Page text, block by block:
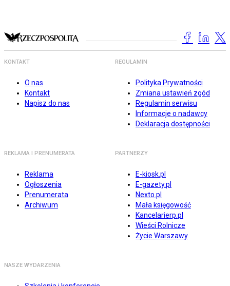
KONTAKT
O nas
Kontakt
Napisz do nas
REGULAMIN
Polityka Prywatności
Zmiana ustawień zgód
Regulamin serwisu
Informacje o nadawcy
Deklaracja dostępności
REKLAMA I PRENUMERATA
Reklama
Ogłoszenia
Prenumerata
Archiwum
PARTNERZY
E-kiosk.pl
E-gazety.pl
Nexto.pl
Mała księgowość
Kancelarierp.pl
Wieści Rolnicze
Życie Warszawy
NASZE WYDARZENIA